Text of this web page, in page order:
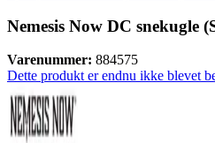
Nemesis Now DC snekugle
Varenummer: 884575
Dette produkt er endnu ikke blevet